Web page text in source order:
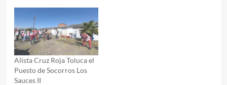
Alista Cruz Roja Toluca el
Puesto de Socorros Los
Sauces II